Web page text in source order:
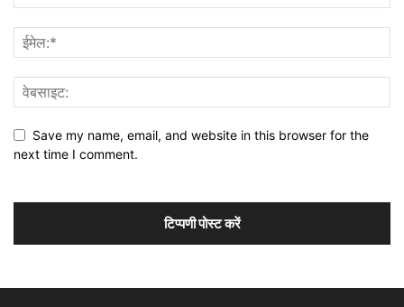
Save my name, email, and website in this browser for the
next time I comment.